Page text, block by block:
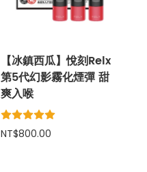
【冰鎮西瓜】悅刻Relx
第5代幻影霧化煙彈 甜
爽入喉
NT$800.00